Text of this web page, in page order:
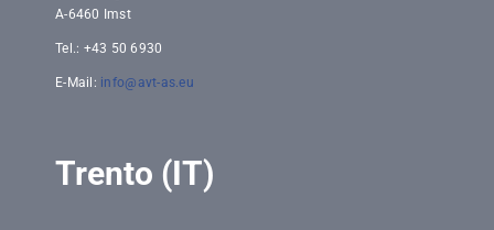
A-6460 Imst
Tel.: +43 50 6930
E-Mail: info@avt-as.eu
Trento (IT)